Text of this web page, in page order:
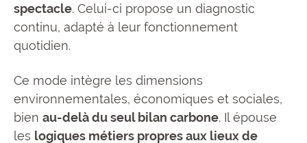
spectacle. Celui-ci propose un diagnostic
continu, adapté à leur fonctionnement
quotidien.
Ce mode intègre les dimensions
environnementales, économiques et sociales,
bien au-delà du seul bilan carbone. Il épouse
les logiques métiers propres aux lieux de